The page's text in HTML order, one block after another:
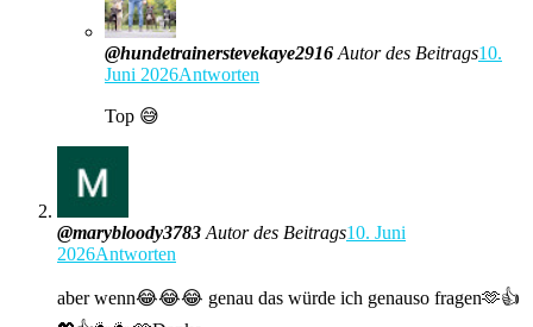
@hundetrainerstevekaye2916 Autor des Beitrags10.
Juni 2026Antworten
Top 😅
@marybloody3783 Autor des Beitrags10. Juni
2026Antworten
aber wenn😂😂😂 genau das würde ich genauso fragen🫶👍